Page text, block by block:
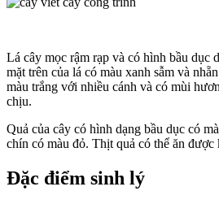
Lá cây mọc rậm rạp và có hình bầu dục
mặt trên của lá có màu xanh sẫm và
màu trắng với nhiều cánh và có mùi
chịu.
Quả của cây có hình dạng bầu dục có
chín có màu đỏ. Thịt quả có thể ăn được
Đặc điểm sinh lý